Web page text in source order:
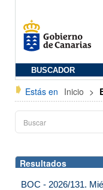
BUSCADOR
Estás en Inicio >
Resultados
BOC - 2026/131.